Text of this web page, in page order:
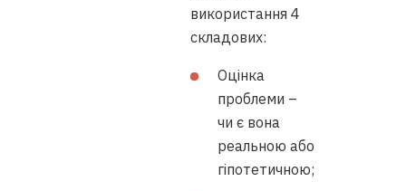
використання 4
складових:
Оцінка
проблеми –
чи є вона
реальною або
гіпотетичною;